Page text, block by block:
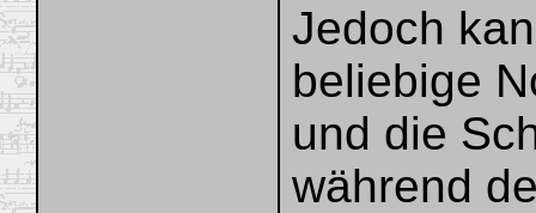
Jedoch
beliebige
und die
während